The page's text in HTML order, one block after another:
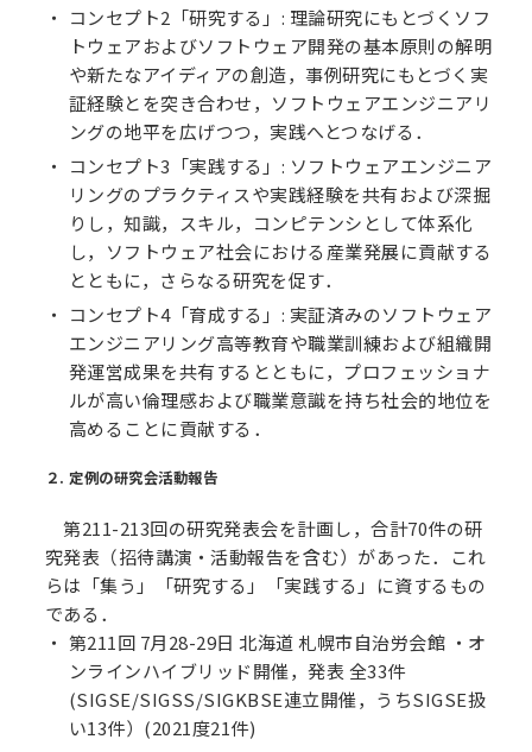
コンセプト2「研究する」: 理論研究にもとづくソフ
トウェアおよびソフトウェア開発の基本原則の解明
や新たなアイディアの創造，事例研究にもとづく実
証経験とを突き合わせ，ソフトウェアエンジニアリ
ングの地平を広げつつ，実践へとつなげる．
コンセプト3「実践する」: ソフトウェアエンジニア
リングのプラクティスや実践経験を共有および深掘
りし，知識，スキル，コンピテンシとして体系化
し，ソフトウェア社会における産業発展に貢献する
とともに，さらなる研究を促す．
コンセプト4「育成する」: 実証済みのソフトウェア
エンジニアリング高等教育や職業訓練および組織開
発運営成果を共有するとともに，プロフェッショナ
ルが高い倫理感および職業意識を持ち社会的地位を
高めることに貢献する．
２. 定例の研究会活動報告
第211-213回の研究発表会を計画し，合計70件の研
究発表（招待講演・活動報告を含む）があった．これ
らは「集う」「研究する」「実践する」に資するもの
である．
第211回 7月28-29日 北海道 札幌市自治労会館 ・オ
ンラインハイブリッド開催，発表 全33件
(SIGSE/SIGSS/SIGKBSE連立開催，うちSIGSE扱
い13件）(2021度21件)